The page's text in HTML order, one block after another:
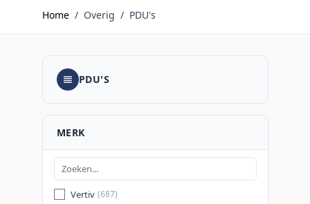
Home / Overig / PDU's
PDU'S
MERK
Vertiv (687)